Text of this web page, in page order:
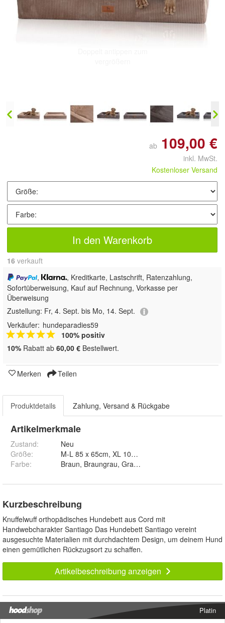
ab 109,00 €
inkl. MwSt.
Kostenloser Versand
In den Warenkorb
16 verkauft
,
, Kreditkarte, Lastschrift, Ratenzahlung,
Sofortüberweisung, Kauf auf Rechnung, Vorkasse per
Überweisung
Zustellung: Fr, 4. Sept. bis Mo, 14. Sept.
Verkäufer: hundeparadies59
100% positiv
10% Rabatt ab 60,00 € Bestellwert.
Merken Teilen
Produktdetails Zahlung, Versand & Rückgabe
Artikelmerkmale
Zustand:
Neu
Größe:
Farbe:
Kurzbeschreibung
Knuffelwuff orthopädisches Hundebett aus Cord mit
Handwebcharakter Santiago Das Hundebett Santiago vereint
ausgesuchte Materialien mit durchdachtem Design, um deinem Hund
einen gemütlichen Rückzugsort zu schaffen.
Artikelbeschreibung anzeigen
Platin